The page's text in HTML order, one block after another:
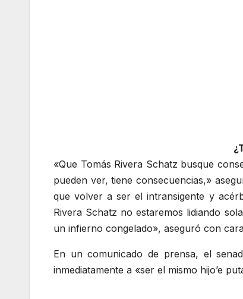
«Que Tomás Rivera Schatz busque
pueden ver, tiene consecuencias,»
que volver a ser el intransigente y
Rivera Schatz no estaremos lidiando
un infierno congelado», aseguró con
En un comunicado de prensa, el
inmediatamente a «ser el mismo hijo’e